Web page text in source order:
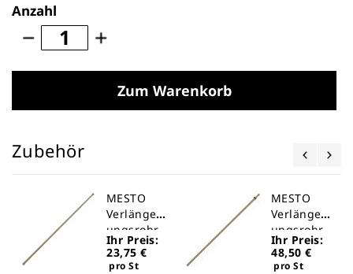
Anzahl
Zum Warenkorb
Zubehör
MESTO
Verlänger
ungsrohr
Ihr Preis:
23,75 €
pro St
MESTO
Verlänger
ungsrohr
Ihr Preis:
48,50 €
pro St